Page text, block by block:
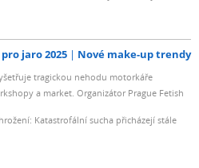
jaro 2025 Nové make-up trendy
tragickou nehodu motorkáře
a market. Organizátor Prague Fetish
Katastrofální sucha přicházejí stále